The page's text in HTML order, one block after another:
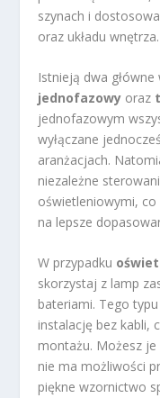
szynach i
oraz układu wnętrza.
Istnieją dwa
jednofazowy oraz
jednofazowym
wyłączane
aranżacjach.
niezależne
oświetleniowymi,
na lepsze
W przypadku
skorzystaj z lamp
bateriami. Tego
instalację bez kabli,
montażu. Możesz
nie ma możliwości
piękne wzornictwo